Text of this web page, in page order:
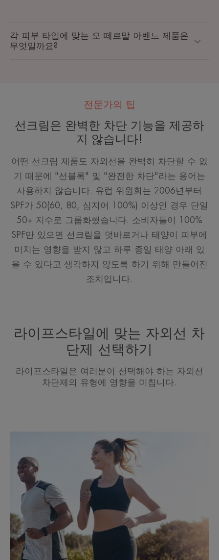
각 피부 타입에 맞는 오 떼르말 아벤느 제품은
무엇일까요?
전문가의 팁
선크림은 완벽한 차단 기능을 제공하
지 않습니다!
어떤 선크림 제품도 자외선을 완벽히 차단할 수 없
기 때문에 "선블록" 및 "완전한 차단"라는 용어는
사용하지 않습니다. 유럽 위원회는 2006년부터
SPF가 50(60, 80, 심지어 100%) 이상인 경우 단일
50+ 지수로 그룹화했습니다. 소비자들이 100%
SPF만 있으면 선크림을 덧바르거나 태양이 피부에
미치는 영향을 받지 않고 하루 종일 태양 아래 있
을 수 있다고 생각하지 않도록 하기 위해 만들어진
조치입니다.
라이프스타일에 맞는 자외선 차
단제 선택하기
라이프스타일은 여러분이 선택해야 하는 자외선
차단제의 유형에 영향을 미칩니다.